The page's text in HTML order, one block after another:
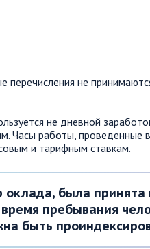
перечисления не
не дневной
Часы работы, проведенные
и тарифным ставкам.
оклада, была принята
пребывания
быть